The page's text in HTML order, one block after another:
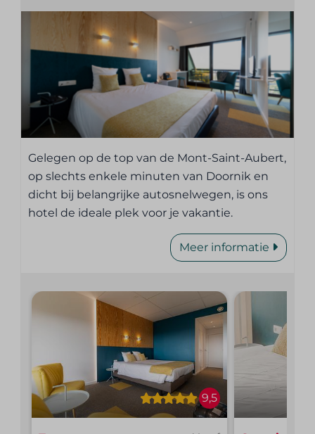
Gelegen op de top van de Mont-Saint-Aubert,
op slechts enkele minuten van Doornik en
dicht bij belangrijke autosnelwegen, is ons
hotel de ideale plek voor je vakantie.
Meer informatie
9,5